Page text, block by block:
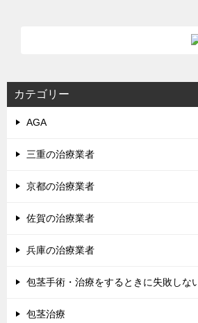
シ
ョ
カテゴリー
AGA
三重の治療業者
京都の治療業者
佐賀の治療業者
兵庫の治療業者
包茎手術・治療をするときに失敗しな
包茎治療